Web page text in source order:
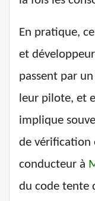
En pratique,
et
passent par
leur pilote, et
implique
de vérification
conducteur à
du code tente